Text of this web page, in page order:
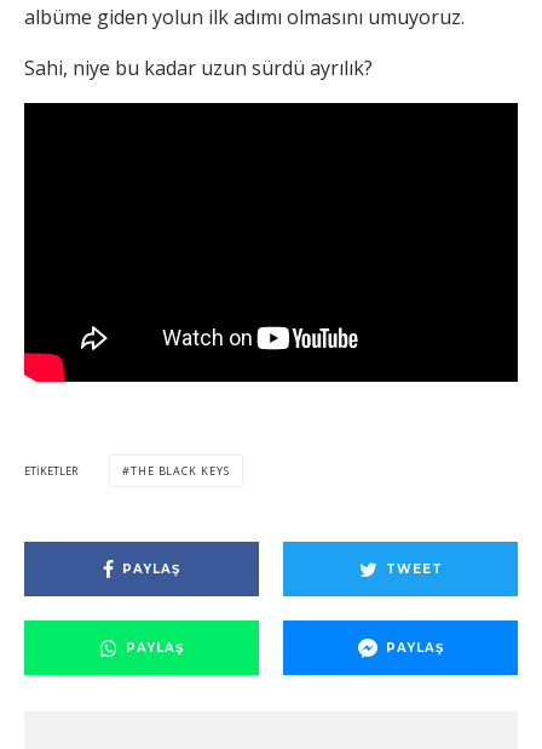
albüme giden yolun ilk adımı olmasını umuyoruz.
Sahi, niye bu kadar uzun sürdü ayrılık?
ETIKETLER THE BLACK KEYS
PAYLAŞ TWEET
PAYLAŞ PAYLAŞ